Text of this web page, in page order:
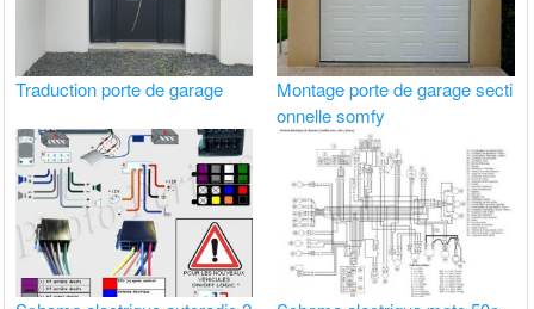
Traduction porte de garage
Montage porte de garage secti
onnelle somfy